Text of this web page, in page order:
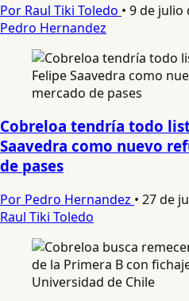
Por Raul Tiki Toledo • 9 de julio
Pedro Hernandez
Cobreloa tendría todo
Saavedra como nuevo
de pases
Por Pedro Hernandez • 27 de
Raul Tiki Toledo